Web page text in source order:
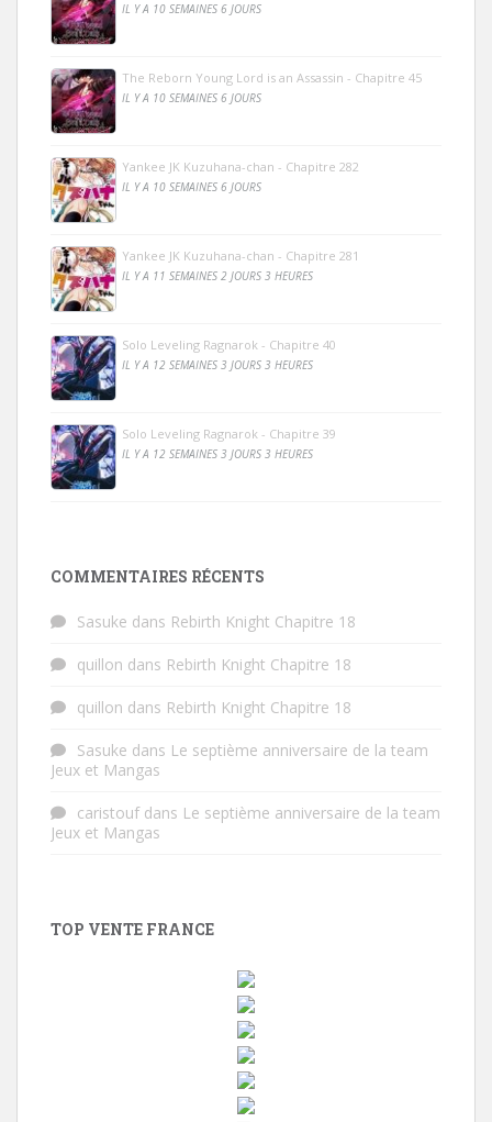
IL Y A 10 SEMAINES 6 JOURS
The Reborn Young Lord is an Assassin - Chapitre 45
IL Y A 10 SEMAINES 6 JOURS
Yankee JK Kuzuhana-chan - Chapitre 282
IL Y A 10 SEMAINES 6 JOURS
Yankee JK Kuzuhana-chan - Chapitre 281
IL Y A 11 SEMAINES 2 JOURS 3 HEURES
Solo Leveling Ragnarok - Chapitre 40
IL Y A 12 SEMAINES 3 JOURS 3 HEURES
Solo Leveling Ragnarok - Chapitre 39
IL Y A 12 SEMAINES 3 JOURS 3 HEURES
COMMENTAIRES RÉCENTS
Sasuke dans Rebirth Knight Chapitre 18
quillon dans Rebirth Knight Chapitre 18
quillon dans Rebirth Knight Chapitre 18
Sasuke dans Le septième anniversaire de la team
Jeux et Mangas
caristoufdans Le septième anniversaire de la team
Jeux et Mangas
TOP VENTE FRANCE